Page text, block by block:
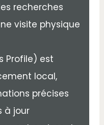
recherches
visite physique
Profile) est
local,
précises
à jour